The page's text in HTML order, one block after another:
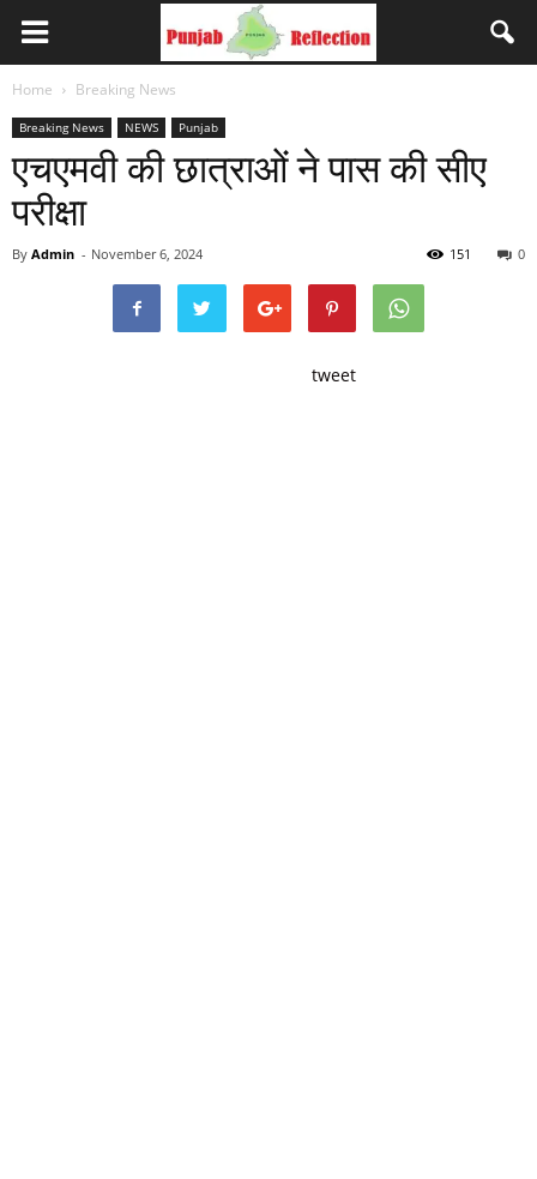
Home Breaking News
Breaking News NEWS Punjab
एचएमवी की छात्राओं ने पास की सीए
परीक्षा
By Admin - November 6, 2024 0
151
tweet